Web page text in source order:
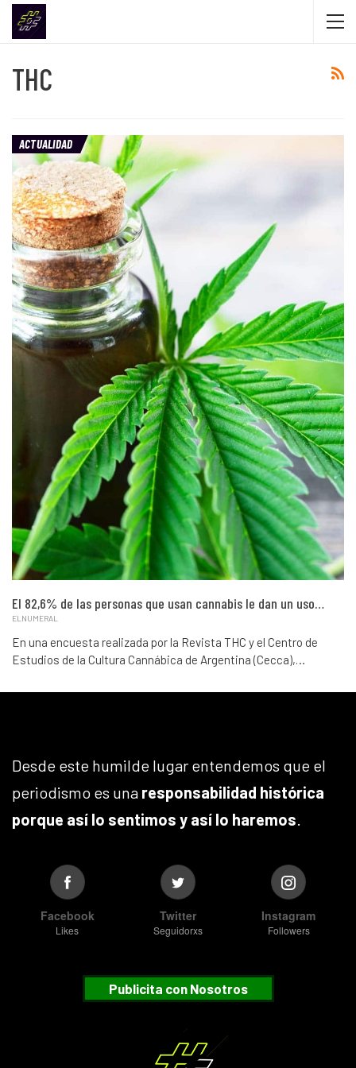
THC
ACTUALIDAD
El 82,6% de las personas que usan cannabis le dan un uso…
ELNUMERAL
En una encuesta realizada por la Revista THC y el Centro de
Estudios de la Cultura Cannábica de Argentina (Cecca),…
Desde este humilde lugar entendemos que el
periodismo es una responsabilidad histórica
porque así lo sentimos y así lo haremos.
Facebook
Likes
Twitter
Seguidorxs
Instagram
Followers
Publicita con Nosotros